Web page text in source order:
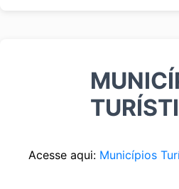
Acesse aqui: Municípios